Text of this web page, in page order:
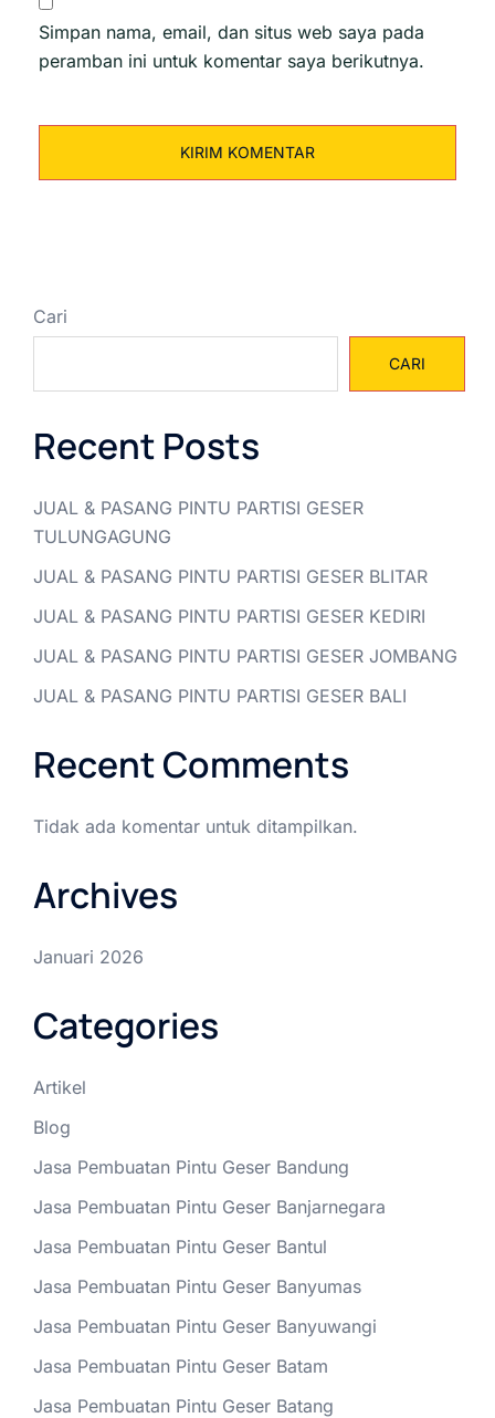
Simpan nama, email, dan situs web saya pada
peramban ini untuk komentar saya berikutnya.
Cari
CARI
Recent Posts
JUAL & PASANG PINTU PARTISI GESER
TULUNGAGUNG
JUAL & PASANG PINTU PARTISI GESER BLITAR
JUAL & PASANG PINTU PARTISI GESER KEDIRI
JUAL & PASANG PINTU PARTISI GESER JOMBANG
JUAL & PASANG PINTU PARTISI GESER BALI
Recent Comments
Tidak ada komentar untuk ditampilkan.
Archives
Januari 2026
Categories
Artikel
Blog
Jasa Pembuatan Pintu Geser Bandung
Jasa Pembuatan Pintu Geser Banjarnegara
Jasa Pembuatan Pintu Geser Bantul
Jasa Pembuatan Pintu Geser Banyumas
Jasa Pembuatan Pintu Geser Banyuwangi
Jasa Pembuatan Pintu Geser Batam
Jasa Pembuatan Pintu Geser Batang